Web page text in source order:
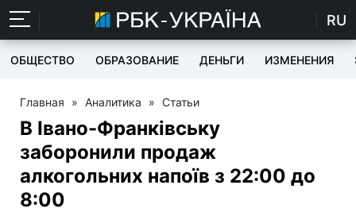
RU
ОБЩЕСТВО ОБРАЗОВАНИЕ ДЕНЬГИ ИЗМЕНЕНИЯ
Главная » Аналитика » Статьи
В Івано-Франківську
заборонили продаж
алкогольних напоїв з 22:00 до
8:00